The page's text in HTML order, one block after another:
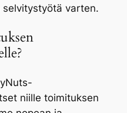
varten.
niille toimituksen